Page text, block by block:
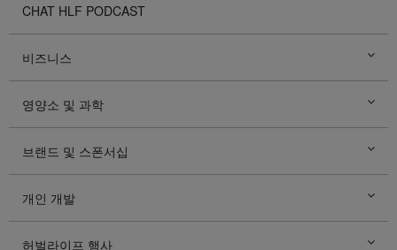
CHAT HLF PODCAST
비즈니스
영양소 및 과학
브랜드 및 스폰서십
개인 개발
허벌라이프 행사